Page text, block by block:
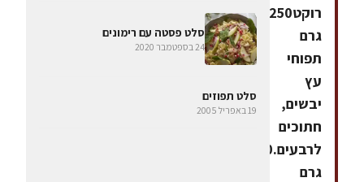
רוקט250
גרם
תפוחי
עץ
יבשים,
חתוכים
לרבעים.300
גרם
סלט פסטה עם רימונים
24 בספטמבר 2020
סלט תפוזים
19 באפריל 2005